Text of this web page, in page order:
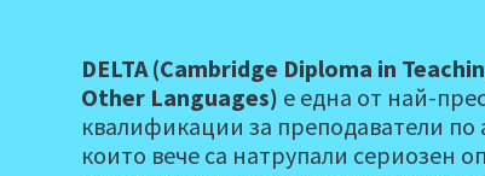
DELTA (Cambridge Diploma in
Other Languages) е една от най-
квалификации за преподаватели по
които вече са натрупали сериозен